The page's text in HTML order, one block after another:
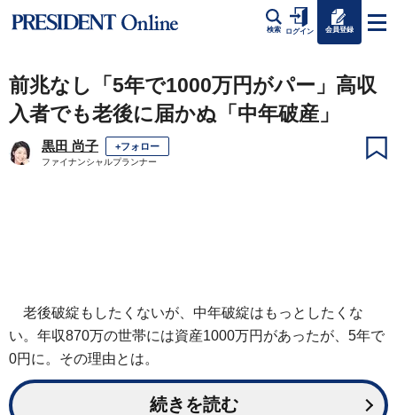
検索 ログイン 会員登録
前兆なし「5年で1000万円がパー」高収
入者でも老後に届かぬ「中年破産」
黒田 尚子 +フォロー
ファイナンシャルプランナー
老後破綻もしたくないが、中年破綻はもっとしたくな
い。年収870万の世帯には資産1000万円があったが、5年で
0円に。その理由とは。
続きを読む